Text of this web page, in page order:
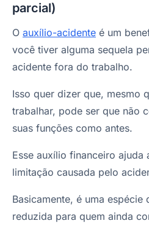
parcial)
O auxílio-acidente é um
você tiver alguma sequela
acidente fora do trabalho.
Isso quer dizer que, mesmo
trabalhar, pode ser que não
suas funções como antes.
Esse auxílio financeiro ajuda
limitação causada pelo
Basicamente, é uma espécie
reduzida para quem ainda